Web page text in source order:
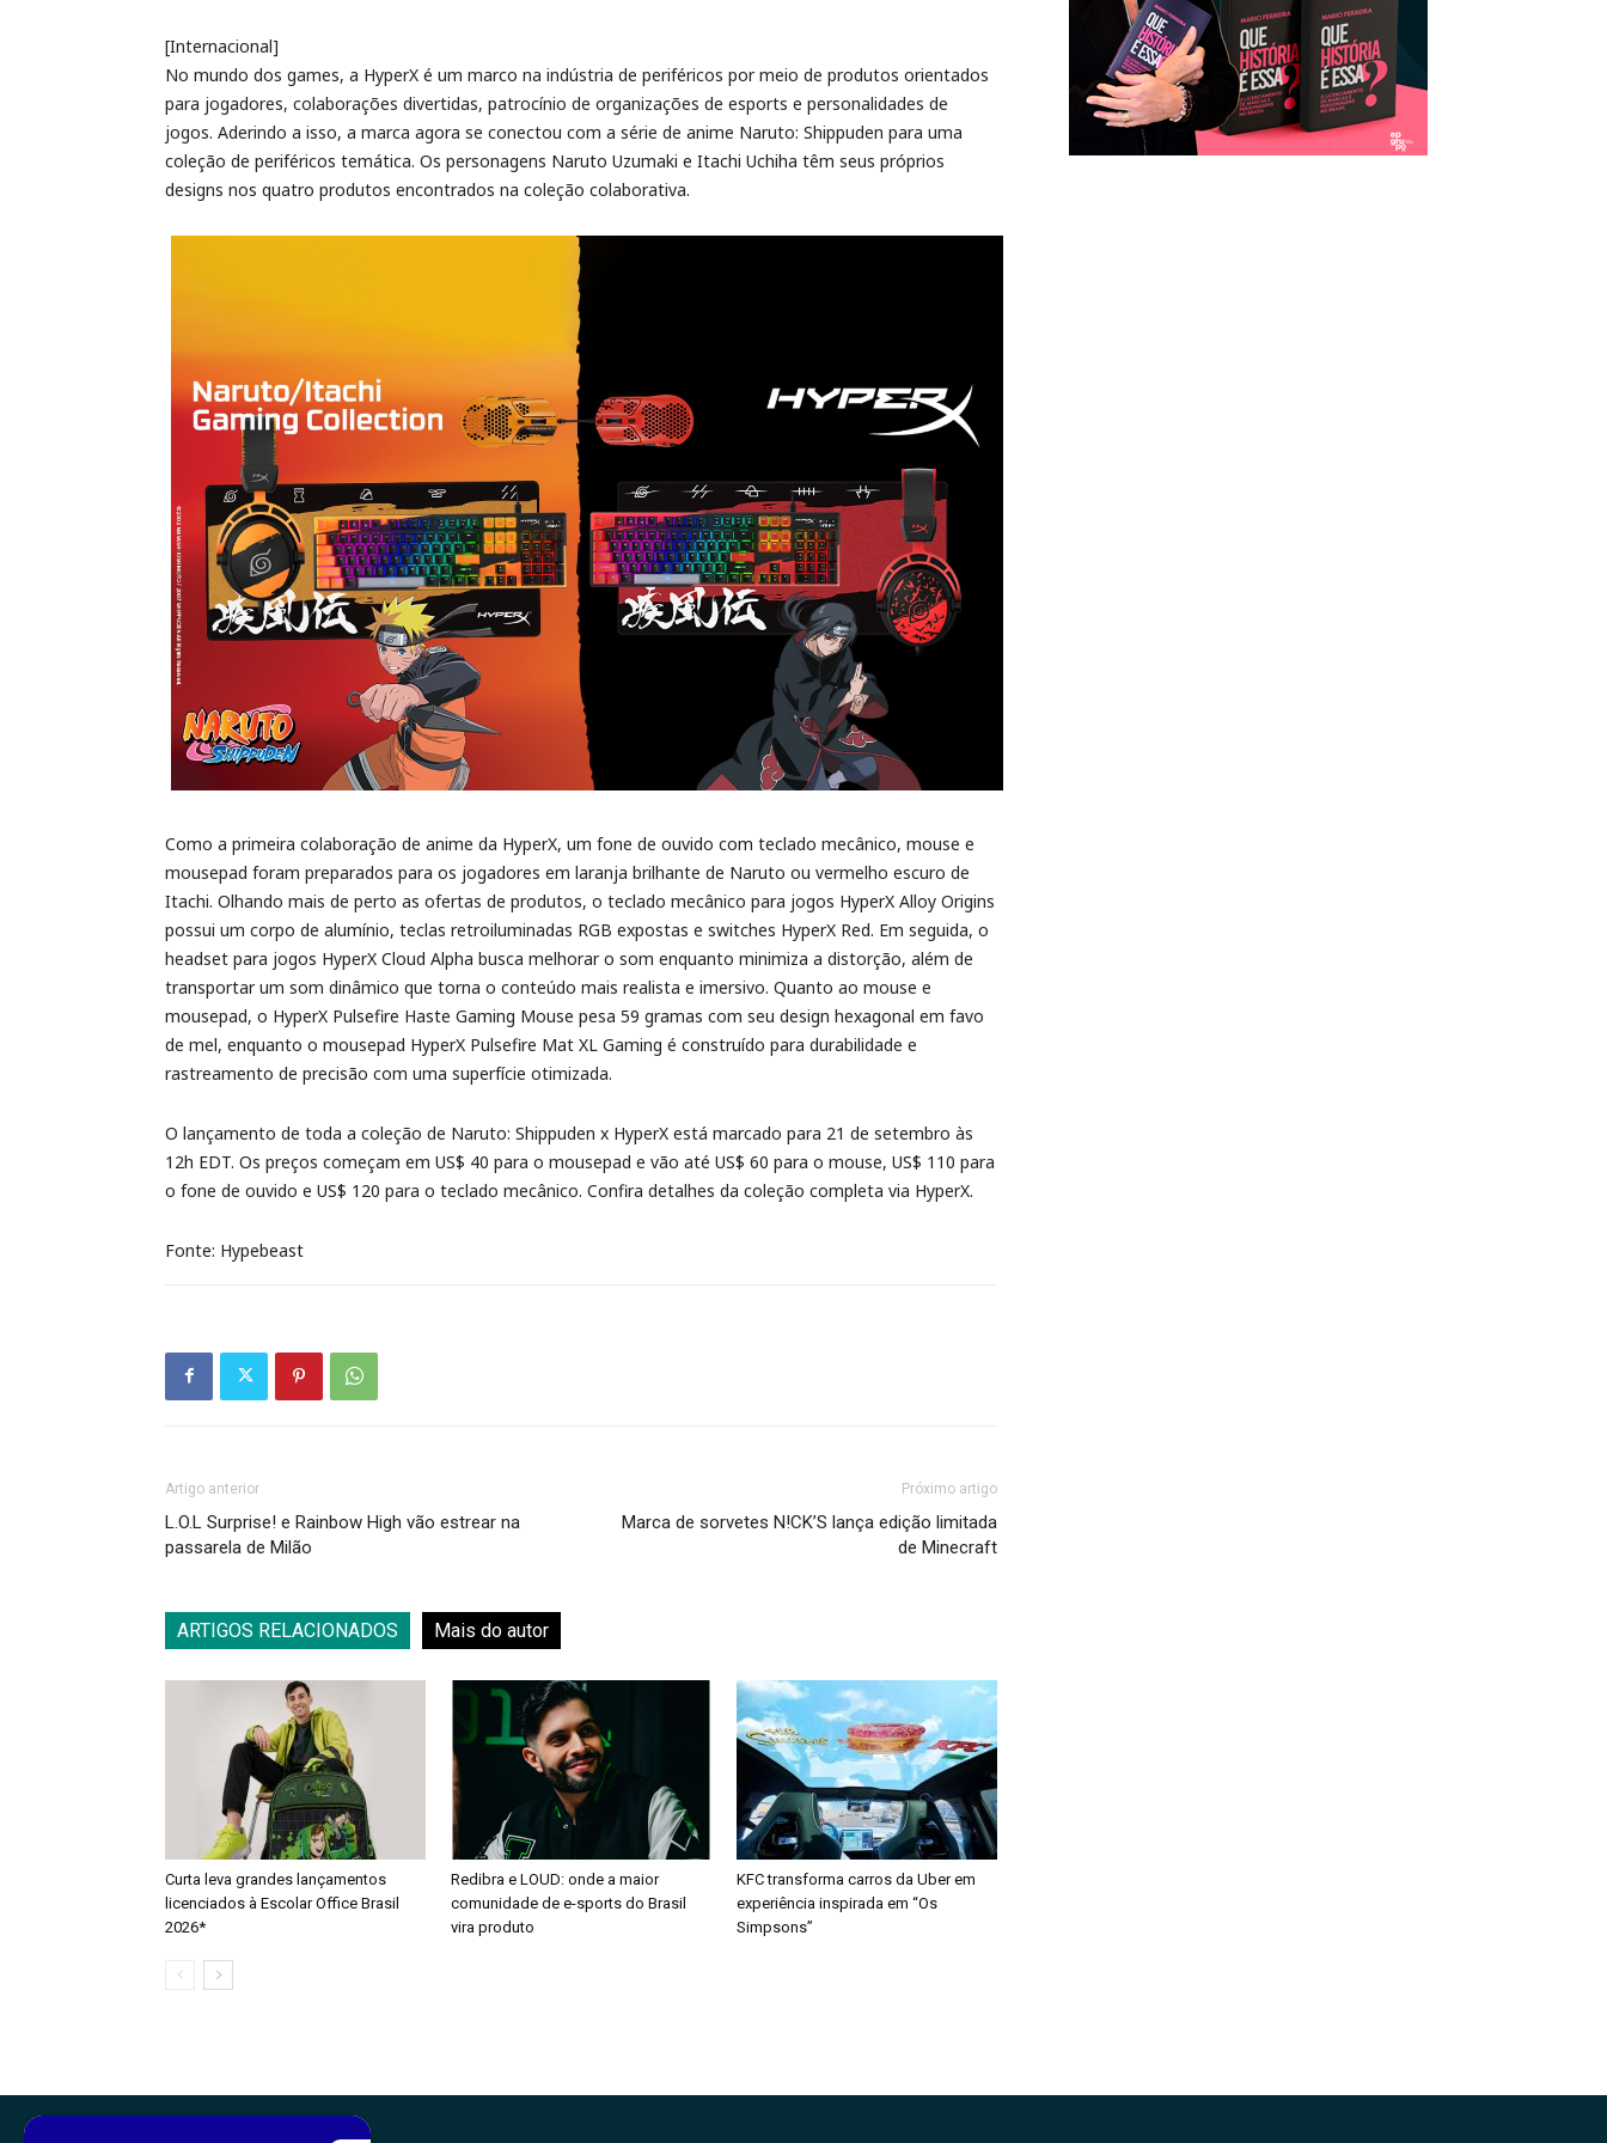
[Internacional]
No mundo dos games, a HyperX é um marco na indústria de periféricos por meio de produtos orientados
para jogadores, colaborações divertidas, patrocínio de organizações de esports e personalidades de
jogos. Aderindo a isso, a marca agora se conectou com a série de anime Naruto: Shippuden para uma
coleção de periféricos temática. Os personagens Naruto Uzumaki e Itachi Uchiha têm seus próprios
designs nos quatro produtos encontrados na coleção colaborativa.
Como a primeira colaboração de anime da HyperX, um fone de ouvido com teclado mecânico, mouse e
mousepad foram preparados para os jogadores em laranja brilhante de Naruto ou vermelho escuro de
Itachi. Olhando mais de perto as ofertas de produtos, o teclado mecânico para jogos HyperX Alloy Origins
possui um corpo de alumínio, teclas retroiluminadas RGB expostas e switches HyperX Red. Em seguida, o
headset para jogos HyperX Cloud Alpha busca melhorar o som enquanto minimiza a distorção, além de
transportar um som dinâmico que torna o conteúdo mais realista e imersivo. Quanto ao mouse e
mousepad, o HyperX Pulsefire Haste Gaming Mouse pesa 59 gramas com seu design hexagonal em favo
de mel, enquanto o mousepad HyperX Pulsefire Mat XL Gaming é construído para durabilidade e
rastreamento de precisão com uma superfície otimizada.
O lançamento de toda a coleção de Naruto: Shippuden x HyperX está marcado para 21 de setembro às
12h EDT. Os preços começam em US$ 40 para o mousepad e vão até US$ 60 para o mouse, US$ 110 para
o fone de ouvido e US$ 120 para o teclado mecânico. Confira detalhes da coleção completa via HyperX.
Fonte: Hypebeast
Artigo anterior
L.O.L Surprise! e Rainbow High vão estrear na
passarela de Milão
Próximo artigo
Marca de sorvetes N!CK’S lança edição limitada
de Minecraft
ARTIGOS RELACIONADOS Mais do autor
Curta leva grandes lançamentos
licenciados à Escolar Office Brasil
2026*
Redibra e LOUD: onde a maior
comunidade de e-sports do Brasil
vira produto
KFC transforma carros da Uber em
experiência inspirada em “Os
Simpsons”